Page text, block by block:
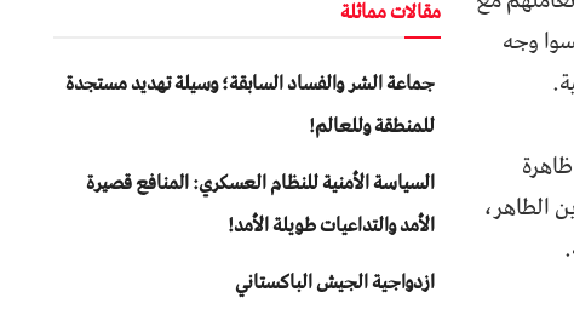
مقالات مماثلة
جماعة الشر والفساد السابقة؛ وسيلة تهديد مستجدة
للمنطقة وللعالم!
السياسة الأمنية للنظام العسكري: المنافع قصيرة
الأمد والتداعيات طويلة الأمد!
ازدواجية الجيش الباكستاني
وجه
الطاهر،